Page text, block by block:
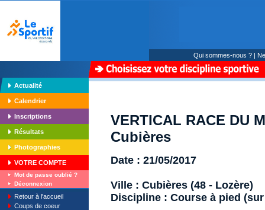
Qui sommes-nous ? |
Actualité
Calendrier
Inscriptions
Résultats
Photographies
VOTRE COMPTE
Mot de passe oublié ?
Déconnexion
Retour à l'accueil
Coups de coeur
VERTICAL RACE DU
Cubières
Date : 21/05/2017
Ville : Cubières (48 - Lozère)
Discipline : Course à pied